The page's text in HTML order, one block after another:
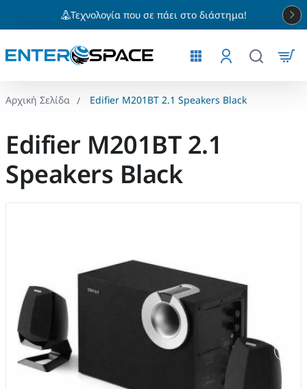
Τεχνολογία που σε πάει στο διάστημα!
Edifier M201BT 2.1 Speakers Black
Edifier M201BT 2.1
Speakers Black